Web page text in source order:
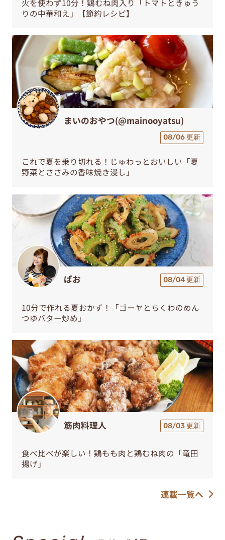
火を使わず10分！鶏むね肉入り「トマトときゅう
りの中華和え」【節約レシピ】
まいのおやつ(@mainooyatsu)
08/06 更新
これで夏を乗り切れる！じゅわっとおいしい「夏
野菜とささみの香味焼き浸し」
ぱお 08/04 更新
10分で作れる夏おかず！「ゴーヤとちくわのめん
つゆバター炒め」
筋肉料理人 08/03 更新
食べ比べが楽しい！鶏もも肉と鶏むね肉の「竜田
揚げ」
連載一覧へ